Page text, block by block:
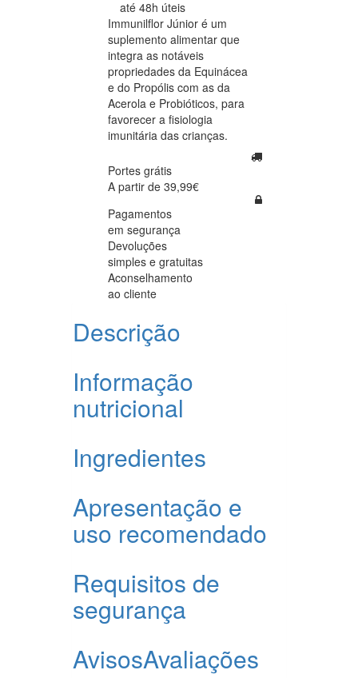
até 48h úteis
Immunilflor Júnior é um
suplemento alimentar que
integra as notáveis
propriedades da Equinácea
e do Propólis com as da
Acerola e Probióticos, para
favorecer a fisiologia
imunitária das crianças.
Portes grátis
A partir de 39,99€
Pagamentos
em segurança
Devoluções
simples e gratuitas
Aconselhamento
ao cliente
Descrição
Informação
nutricional
Ingredientes
Apresentação e
uso recomendado
Requisitos de
segurança
AvisosAvaliações